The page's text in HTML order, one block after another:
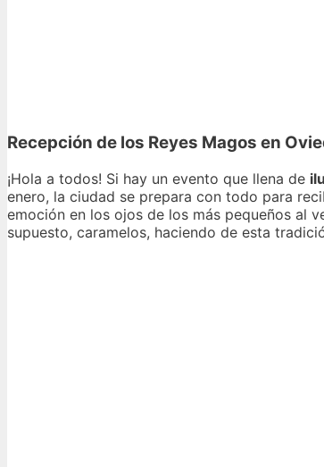
Recepción de los Reyes Magos en
¡Hola a todos! Si hay un evento que llena de
enero, la ciudad se prepara con todo para
emoción en los ojos de los más pequeños al
supuesto, caramelos, haciendo de esta